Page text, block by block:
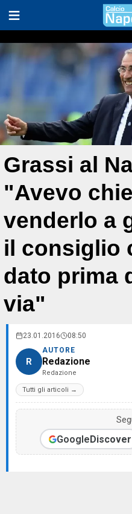
Grassi al
"Avevo
venderlo a
il consiglio
dato prima
via"
23.01.2016 08:50
R
AUTORE
Redazione
Redazione
Tutti gli articoli →
GoogleDiscover